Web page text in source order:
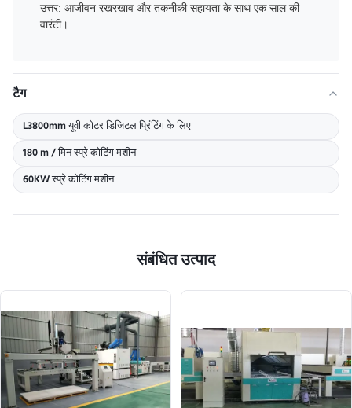
उत्तर: आजीवन रखरखाव और तकनीकी सहायता के साथ एक साल की
वारंटी।
टैग
L3800mm यूवी कोटर डिजिटल प्रिंटिंग के लिए
180 m / मिन स्प्रे कोटिंग मशीन
60KW स्प्रे कोटिंग मशीन
संबंधित उत्पाद